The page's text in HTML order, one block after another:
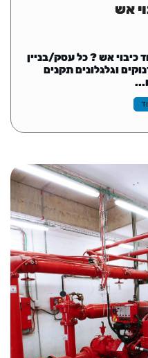
אש
כיבוי אש ? כל עסק/בניין
וגלגלונים תקנים